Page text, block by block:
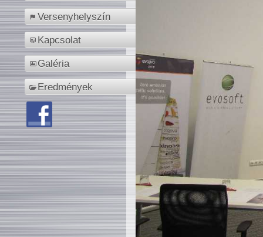
Versenyhelyszín
Kapcsolat
Galéria
Eredmények